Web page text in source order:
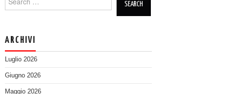
for:
ARCHIVI
Luglio 2026
Giugno 2026
Maggio 2026